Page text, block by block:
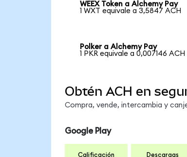
WEEX Token a Alchemy Pay
1 WXT equivale a 3,5847 ACH
Polker a Alchemy Pay
1 PKR equivale a 0,007146 ACH
Obtén ACH en
Compra, vende, intercambia y
Google Play
Calificación Descargas